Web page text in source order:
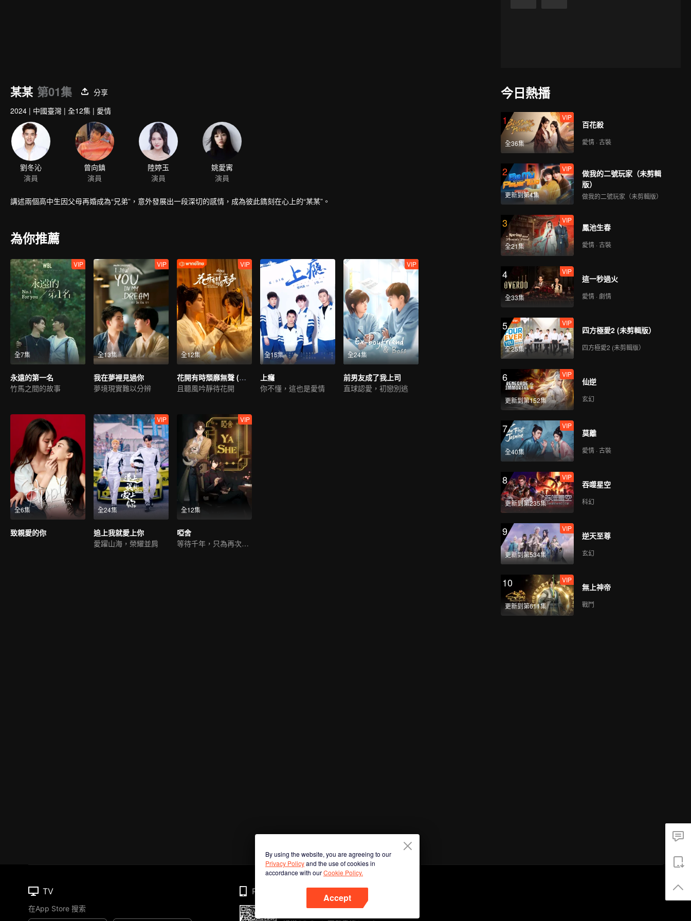
某某 第01集
分享
2024 | 中國臺灣 | 全12集 | 愛情
劉冬沁
演員
曾向鎮
演員
陸婷玉
演員
姚愛寗
演員
講述兩個高中生因父母再婚成為“兄弟”，意外發展出一段深切的感情，成為彼此鐫刻在心上的“某某”。
為你推薦
全7集
VIP
永遠的第一名
竹馬之間的故事
全13集
VIP
我在夢裡見過你
夢境現實難以分辨
全12集
VIP
花開有時頹靡無聲 (泰語版)
且聽風吟靜待花開
全15集
上癮
你不懂，這也是愛情
全24集
VIP
前男友成了我上司
直球認愛，初戀別逃
全6集
致親愛的你
全24集
VIP
追上我就愛上你
愛躍山海，榮耀並肩
全12集
VIP
啞舍
等待千年，只為再次相遇
今日熱播
1
全36集
VIP
百花殺
愛情 · 古裝
2
更新到第4集
VIP
做我的二號玩家（未剪輯
版）
做我的二號玩家（未剪輯版）
3
全21集
VIP
鳳池生春
愛情 · 古裝
4
全33集
VIP
這一秒過火
愛情 · 劇情
5
全25集
VIP
四方極愛2 (未剪輯版）
四方極愛2 (未剪輯版）
6
更新到第152集
VIP
仙逆
玄幻
7
全40集
VIP
莫離
愛情 · 古裝
8
更新到第235集
VIP
吞噬星空
科幻
9
更新到第534集
VIP
逆天至尊
玄幻
10
更新到第611集
VIP
無上神帝
戰鬥
By using the website, you are agreeing to our
Privacy Policyand the use of cookies in
accordance with ourCookie Policy.
Accept
TV
在App Store 搜索
Phone